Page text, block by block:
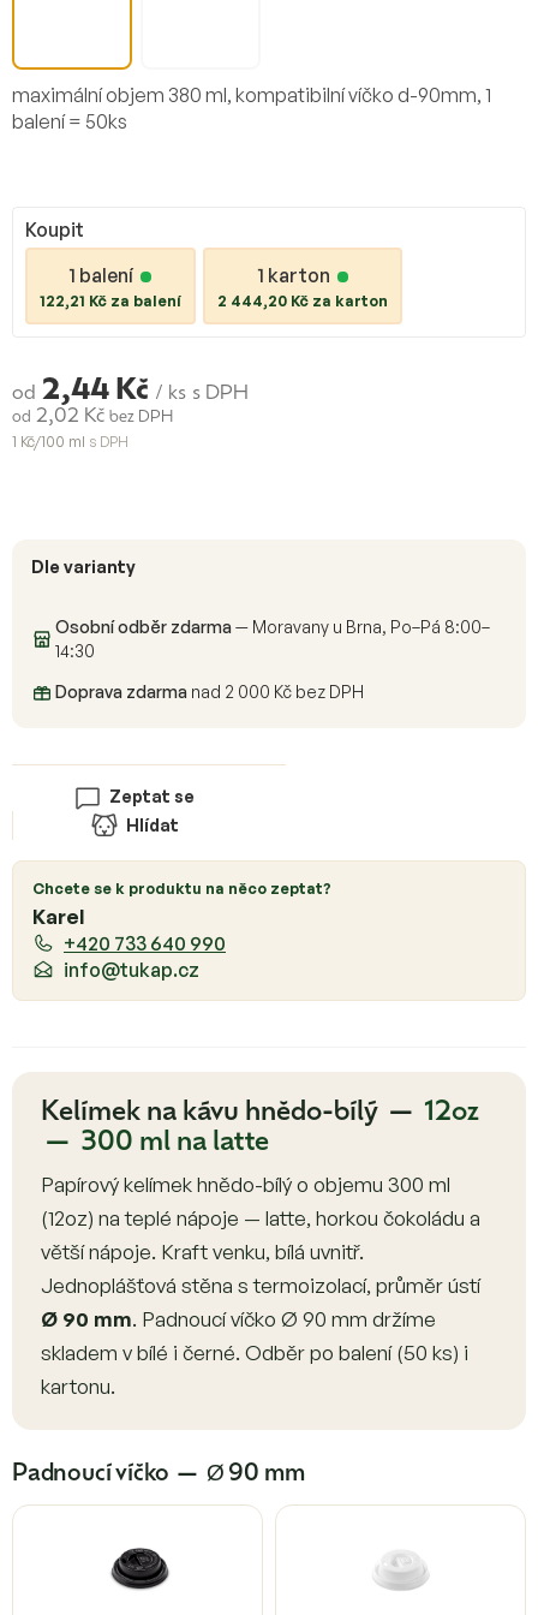
Koupit
1 balení
122,21 Kč za balení
1 karton
2 444,20 Kč za karton
maximální objem 380 ml, kompatibilní víčko d-90mm, 1
balení = 50ks
Zeptat se
Hlídat
Dle varianty
Osobní odběr zdarma— Moravany u Brna, Po–Pá 8:00–
14:30
Doprava zdarma nad 2 000 Kč bez DPH
od 2,44 Kč / ks s DPH
od 2,02 Kč bez DPH
1 Kč/100 ml s DPH
Chcete se k produktu na něco zeptat?
Karel
+420 733 640 990
info@tukap.cz
Kelímek na kávu hnědo-bílý — 12oz
— 300 ml na latte
Papírový kelímek hnědo-bílý o objemu 300 ml
(12oz) na teplé nápoje — latte, horkou čokoládu a
větší nápoje. Kraft venku, bílá uvnitř.
Jednoplášťová stěna s termoizolací, průměr ústí
Ø 90 mm. Padnoucí víčko Ø 90 mm držíme
skladem v bílé i černé. Odběr po balení (50 ks) i
kartonu.
Padnoucí víčko — Ø 90 mm